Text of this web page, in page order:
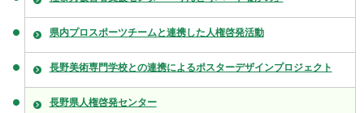
県内プロスポーツチームと連携した人権啓発活動
長野美術専門学校との連携によるポスターデザインプロジェクト
長野県人権啓発センター